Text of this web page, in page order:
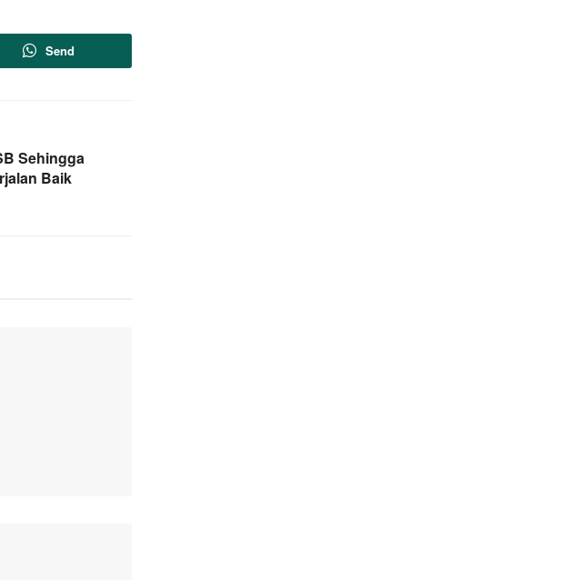
Send
Sehingga
Baik